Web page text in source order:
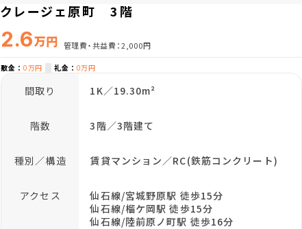
クレージェ原町 3階
2.6万円 管理費・共益費 2,000円
敷金 0万円 礼金 0万円
間取り 1K／19.30m²
階数 3階／3階建て
種別／構造 賃貸マンション／RC(鉄筋コンクリート)
アクセス
仙石線/宮城野原駅 徒歩15分
仙石線/榴ケ岡駅 徒歩15分
仙石線/陸前原ノ町駅 徒歩16分